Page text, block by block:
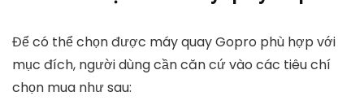
Để có thể chọn được máy quay Gopro phù hợp với
mục đích, người dùng cần căn cứ vào các tiêu chí
chọn mua như sau: